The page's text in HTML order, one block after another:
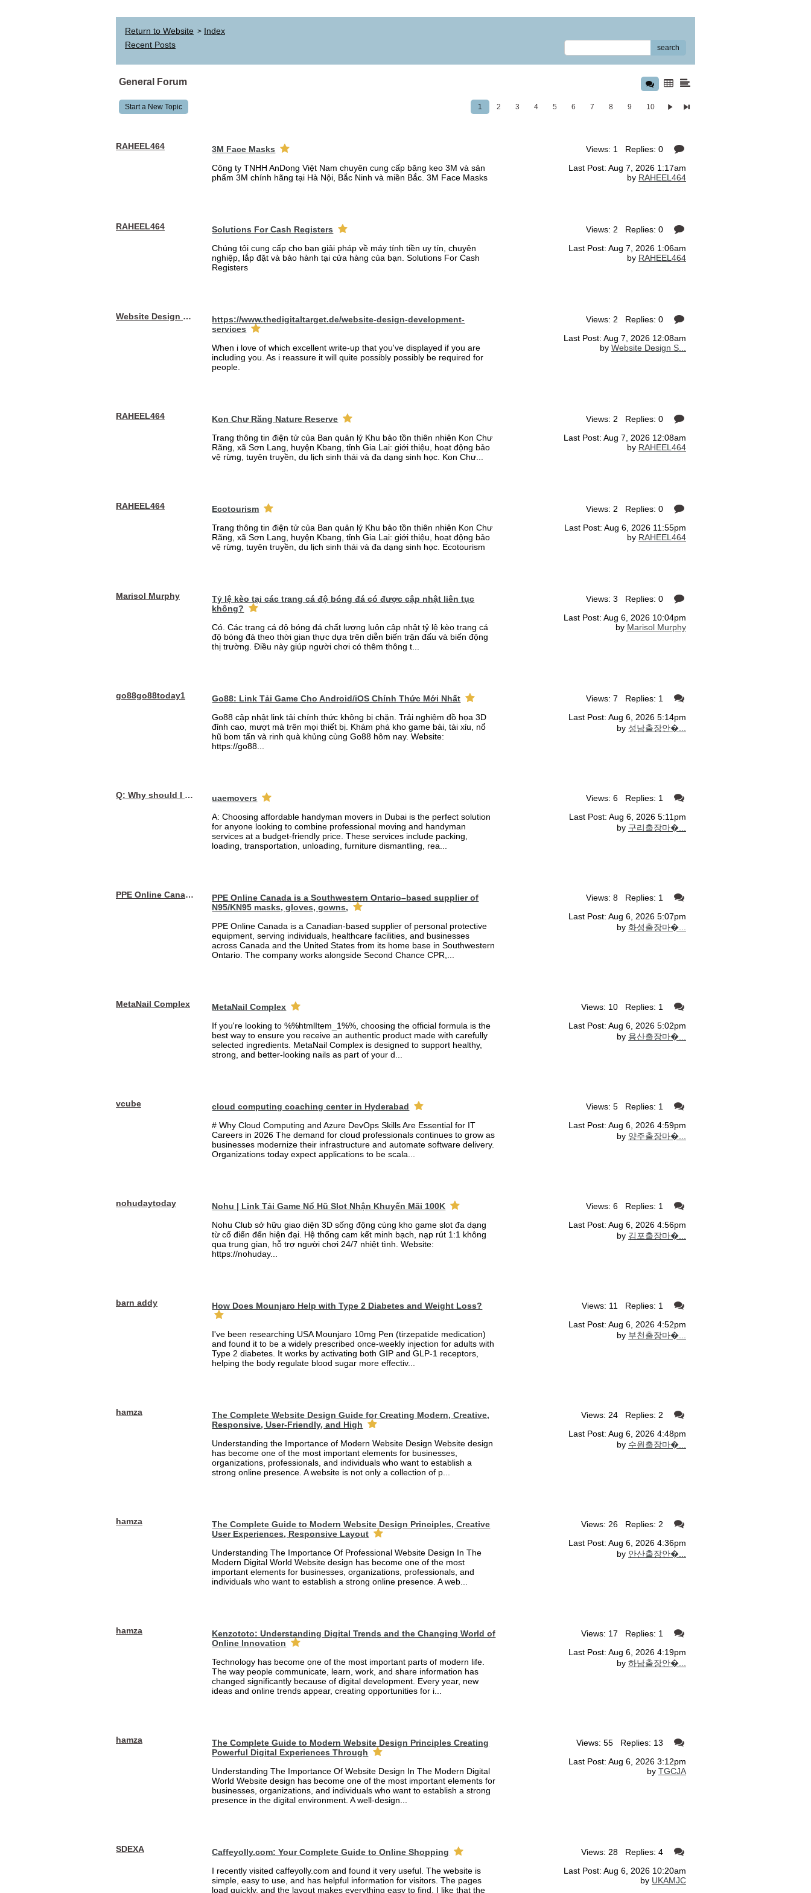
Return to Website > Index
Recent Posts
search
General Forum
Start a New Topic 1 2 3 4 5 6 7 8 9 10
RAHEEL464
3M Face Masks
Công ty TNHH AnDong Việt Nam chuyên cung cấp băng keo 3M và sản
phẩm 3M chính hãng tại Hà Nội, Bắc Ninh và miền Bắc. 3M Face Masks
Views: 1 Replies: 0
Last Post: Aug 7, 2026 1:17am
by RAHEEL464
RAHEEL464
Solutions For Cash Registers
Chúng tôi cung cấp cho bạn giải pháp về máy tính tiền uy tín, chuyên
nghiệp, lắp đặt và bảo hành tại cửa hàng của bạn. Solutions For Cash
Registers
Views: 2 Replies: 0
Last Post: Aug 7, 2026 1:06am
by RAHEEL464
Website Design Services berin
https://www.thedigitaltarget.de/website-design-development-
services
When i love of which excellent write-up that you've displayed if you are
including you. As i reassure it will quite possibly possibly be required for
people.
Views: 2 Replies: 0
Last Post: Aug 7, 2026 12:08am
by Website Design S...
RAHEEL464
Kon Chư Răng Nature Reserve
Trang thông tin điện tử của Ban quản lý Khu bảo tồn thiên nhiên Kon Chư
Răng, xã Sơn Lang, huyện Kbang, tỉnh Gia Lai: giới thiệu, hoạt động bảo
vệ rừng, tuyên truyền, du lịch sinh thái và đa dạng sinh học. Kon Chư...
Views: 2 Replies: 0
Last Post: Aug 7, 2026 12:08am
by RAHEEL464
RAHEEL464
Ecotourism
Trang thông tin điện tử của Ban quản lý Khu bảo tồn thiên nhiên Kon Chư
Răng, xã Sơn Lang, huyện Kbang, tỉnh Gia Lai: giới thiệu, hoạt động bảo
vệ rừng, tuyên truyền, du lịch sinh thái và đa dạng sinh học. Ecotourism
Views: 2 Replies: 0
Last Post: Aug 6, 2026 11:55pm
by RAHEEL464
Marisol Murphy
Tỷ lệ kèo tại các trang cá độ bóng đá có được cập nhật liên tục
không?
Có. Các trang cá độ bóng đá chất lượng luôn cập nhật tỷ lệ kèo trang cá
độ bóng đá theo thời gian thực dựa trên diễn biến trận đấu và biến động
thị trường. Điều này giúp người chơi có thêm thông t...
Views: 3 Replies: 0
Last Post: Aug 6, 2026 10:04pm
by Marisol Murphy
go88go88today1
Go88: Link Tải Game Cho Android/iOS Chính Thức Mới Nhất
Go88 cập nhật link tải chính thức không bị chặn. Trải nghiệm đồ họa 3D
đỉnh cao, mượt mà trên mọi thiết bị. Khám phá kho game bài, tài xỉu, nổ
hũ bom tấn và rinh quà khủng cùng Go88 hôm nay. Website:
https://go88...
Views: 7 Replies: 1
Last Post: Aug 6, 2026 5:14pm
by 성남출장안�...
Q: Why should I choose affordable handyman movers in Dubai for my relocation and maintenance needs?
uaemovers
A: Choosing affordable handyman movers in Dubai is the perfect solution
for anyone looking to combine professional moving and handyman
services at a budget-friendly price. These services include packing,
loading, transportation, unloading, furniture dismantling, rea...
Views: 6 Replies: 1
Last Post: Aug 6, 2026 5:11pm
by 구리출장마�...
PPE Online Canada – Bulk PPE Supplier | N95, Gloves, Masks & Medical Supplies
PPE Online Canada is a Southwestern Ontario–based supplier of
N95/KN95 masks, gloves, gowns,
PPE Online Canada is a Canadian-based supplier of personal protective
equipment, serving individuals, healthcare facilities, and businesses
across Canada and the United States from its home base in Southwestern
Ontario. The company works alongside Second Chance CPR,...
Views: 8 Replies: 1
Last Post: Aug 6, 2026 5:07pm
by 화성출장마�...
MetaNail Complex
MetaNail Complex
If you're looking to %%htmlItem_1%%, choosing the official formula is the
best way to ensure you receive an authentic product made with carefully
selected ingredients. MetaNail Complex is designed to support healthy,
strong, and better-looking nails as part of your d...
Views: 10 Replies: 1
Last Post: Aug 6, 2026 5:02pm
by 용산출장마�...
vcube
cloud computing coaching center in Hyderabad
# Why Cloud Computing and Azure DevOps Skills Are Essential for IT
Careers in 2026 The demand for cloud professionals continues to grow as
businesses modernize their infrastructure and automate software delivery.
Organizations today expect applications to be scala...
Views: 5 Replies: 1
Last Post: Aug 6, 2026 4:59pm
by 양주출장마�...
nohudaytoday
Nohu | Link Tải Game Nổ Hũ Slot Nhận Khuyến Mãi 100K
Nohu Club sở hữu giao diện 3D sống động cùng kho game slot đa dạng
từ cổ điển đến hiện đại. Hệ thống cam kết minh bạch, nạp rút 1:1 không
qua trung gian, hỗ trợ người chơi 24/7 nhiệt tình. Website:
https://nohuday...
Views: 6 Replies: 1
Last Post: Aug 6, 2026 4:56pm
by 김포출장마�...
barn addy How Does Mounjaro Help with Type 2 Diabetes and Weight Loss?
I've been researching USA Mounjaro 10mg Pen (tirzepatide medication)
and found it to be a widely prescribed once-weekly injection for adults with
Type 2 diabetes. It works by activating both GIP and GLP-1 receptors,
helping the body regulate blood sugar more effectiv...
Views: 11 Replies: 1
Last Post: Aug 6, 2026 4:52pm
by 부천출장마�...
hamza
The Complete Website Design Guide for Creating Modern, Creative,
Responsive, User-Friendly, and High
Understanding the Importance of Modern Website Design Website design
has become one of the most important elements for businesses,
organizations, professionals, and individuals who want to establish a
strong online presence. A website is not only a collection of p...
Views: 24 Replies: 2
Last Post: Aug 6, 2026 4:48pm
by 수원출장마�...
hamza
The Complete Guide to Modern Website Design Principles, Creative
User Experiences, Responsive Layout
Understanding The Importance Of Professional Website Design In The
Modern Digital World Website design has become one of the most
important elements for businesses, organizations, professionals, and
individuals who want to establish a strong online presence. A web...
Views: 26 Replies: 2
Last Post: Aug 6, 2026 4:36pm
by 안산출장안�...
hamza
Kenzototo: Understanding Digital Trends and the Changing World of
Online Innovation
Technology has become one of the most important parts of modern life.
The way people communicate, learn, work, and share information has
changed significantly because of digital development. Every year, new
ideas and online trends appear, creating opportunities for i...
Views: 17 Replies: 1
Last Post: Aug 6, 2026 4:19pm
by 하남출장안�...
hamza
The Complete Guide to Modern Website Design Principles Creating
Powerful Digital Experiences Through
Understanding The Importance Of Website Design In The Modern Digital
World Website design has become one of the most important elements for
businesses, organizations, and individuals who want to establish a strong
presence in the digital environment. A well-design...
Views: 55 Replies: 13
Last Post: Aug 6, 2026 3:12pm
by TGCJA
SDEXA
Caffeyolly.com: Your Complete Guide to Online Shopping
I recently visited caffeyolly.com and found it very useful. The website is
simple, easy to use, and has helpful information for visitors. The pages
load quickly, and the layout makes everything easy to find. I like that the
Views: 28 Replies: 4
Last Post: Aug 6, 2026 10:20am
by UKAMJC